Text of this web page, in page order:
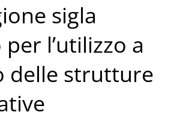
sigla
per l’utilizzo a
delle strutture